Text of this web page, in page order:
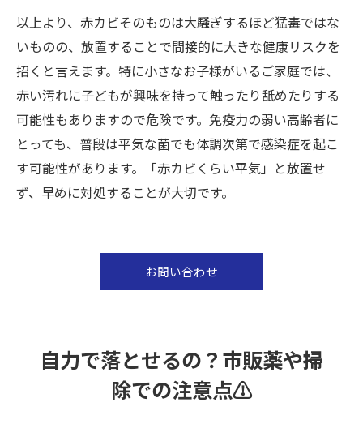
以上より、赤カビそのものは大騒ぎするほど猛毒ではな
いものの、放置することで間接的に大きな健康リスクを
招くと言えます。特に小さなお子様がいるご家庭では、
赤い汚れに子どもが興味を持って触ったり舐めたりする
可能性もありますので危険です。免疫力の弱い高齢者に
とっても、普段は平気な菌でも体調次第で感染症を起こ
す可能性があります。「赤カビくらい平気」と放置せ
ず、早めに対処することが大切です。
お問い合わせ
自力で落とせるの？市販薬や掃
除での注意点⚠️